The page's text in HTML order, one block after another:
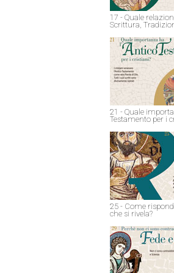
17 - Quale
Scrittura,
21 - Quale
Testamento per i
25 - Come
che si rivela?